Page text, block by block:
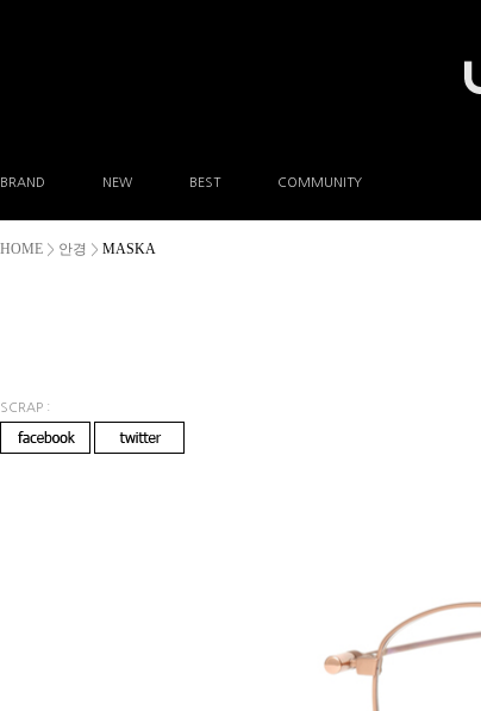
BRAND NEW BEST COMMUNITY
HOME > 안경 > MASKA
SCRAP :